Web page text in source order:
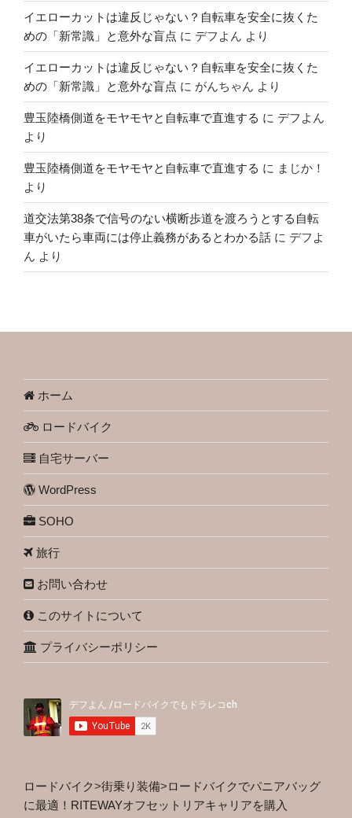
イエローカットは違反じゃない？自転車を安全に抜くた
めの「新常識」と意外な盲点 に デフよん より
イエローカットは違反じゃない？自転車を安全に抜くた
めの「新常識」と意外な盲点 に がんちゃん より
豊玉陸橋側道をモヤモヤと自転車で直進する に デフよん
より
豊玉陸橋側道をモヤモヤと自転車で直進する に まじか！
より
道交法第38条で信号のない横断歩道を渡ろうとする自転
車がいたら車両には停止義務があるとわかる話 に デフよ
ん より
ホーム
ロードバイク
自宅サーバー
WordPress
SOHO
旅行
お問い合わせ
このサイトについて
プライバシーポリシー
ロードバイク>街乗り装備>ロードバイクでパニアバッグ
に最適！RITEWAYオフセットリアキャリアを購入